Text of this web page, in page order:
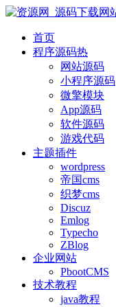
首页
程序源码热
网站源码
小程序源码
微擎模块
App源码
软件源码
游戏代码
主题插件
wordpress
帝国cms
织梦cms
Discuz
Emlog
Typecho
ZBlog
企业网站
PbootCMS
技术教程
java教程